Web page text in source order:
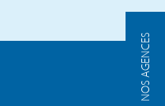
NOS AGENCES